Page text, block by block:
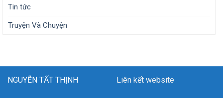
Tin tức
Truyện Và Chuyện
NGUYỄN TẤT THỊNH Liên kết website